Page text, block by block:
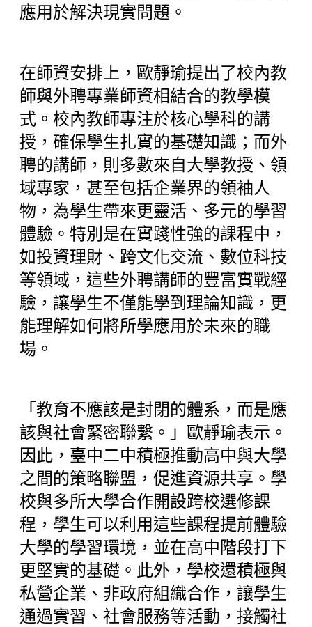
應用於解決現實問題。
在師資安排上，歐靜瑜提出了校內教
師與外聘專業師資相結合的教學模
式。校內教師專注於核心學科的講
授，確保學生扎實的基礎知識；而外
聘的講師，則多數來自大學教授、領
域專家，甚至包括企業界的領袖人
物，為學生帶來更靈活、多元的學習
體驗。特別是在實踐性強的課程中，
如投資理財、跨文化交流、數位科技
等領域，這些外聘講師的豐富實戰經
驗，讓學生不僅能學到理論知識，更
能理解如何將所學應用於未來的職
場。
「教育不應該是封閉的體系，而是應
該與社會緊密聯繫。」歐靜瑜表示。
因此，臺中二中積極推動高中與大學
之間的策略聯盟，促進資源共享。學
校與多所大學合作開設跨校選修課
程，學生可以利用這些課程提前體驗
大學的學習環境，並在高中階段打下
更堅實的基礎。此外，學校還積極與
私營企業、非政府組織合作，讓學生
通過實習、社會服務等活動，接觸社